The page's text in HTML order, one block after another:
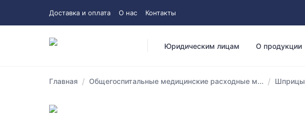
Доставка и оплата О нас Контакты
Юридическим лицам О продукции
Главная / Общегоспитальные медицинские расходные м... / Шприцы